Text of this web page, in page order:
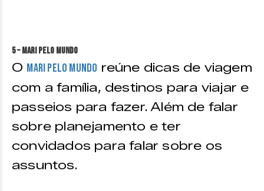
5 – Mari pelo Mundo
O Mari Pelo Mundo reúne dicas de viagem
com a família, destinos para viajar e
passeios para fazer. Além de falar
sobre planejamento e ter
convidados para falar sobre os
assuntos.